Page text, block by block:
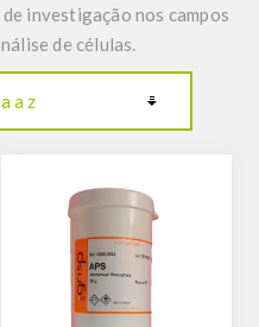
investigação nos campos
de células.